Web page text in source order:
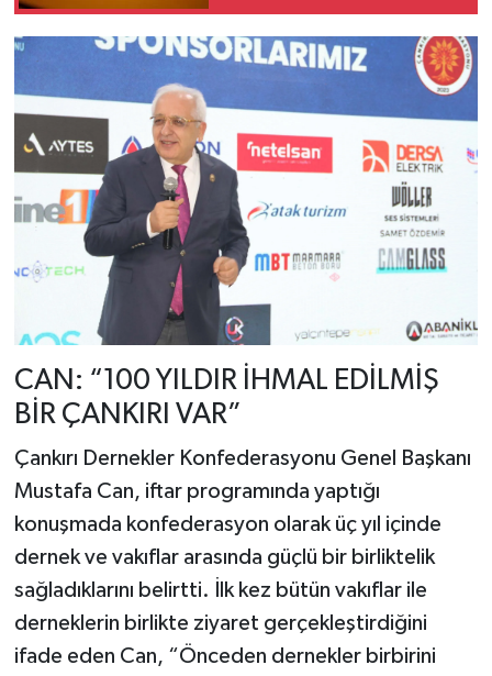
CAN: “100 YILDIR İHMAL EDİLMİŞ
BİR ÇANKIRI VAR”
Çankırı Dernekler Konfederasyonu Genel Başkanı
Mustafa Can, iftar programında yaptığı
konuşmada konfederasyon olarak üç yıl içinde
dernek ve vakıflar arasında güçlü bir birliktelik
sağladıklarını belirtti. İlk kez bütün vakıflar ile
derneklerin birlikte ziyaret gerçekleştirdiğini
ifade eden Can, “Önceden dernekler birbirini